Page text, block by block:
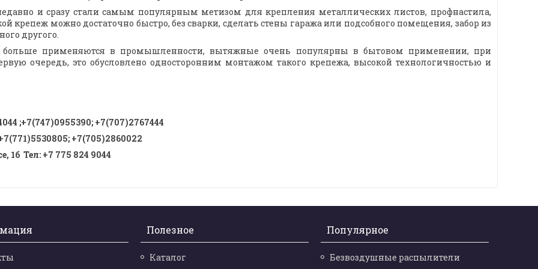
и сразу стали самым популярным метизом для крепления металлических листов, профнастила,
крепеж можно достаточно быстро, без сварки, сделать стены гаража или подсобного помещения, забор из
другого.
больше применяются в промышленности, вытяжные очень популярны в бытовом применении, при
очередь, это обусловлено односторонним монтажом такого крепежа, высокой технологичностью и
;+7(747)0955390; +7(707)2767444
; +7(705)2860022
1б Тел: +7 775 824 9044
Полезное
Каталог
Популярное
Безвоздушные распылители